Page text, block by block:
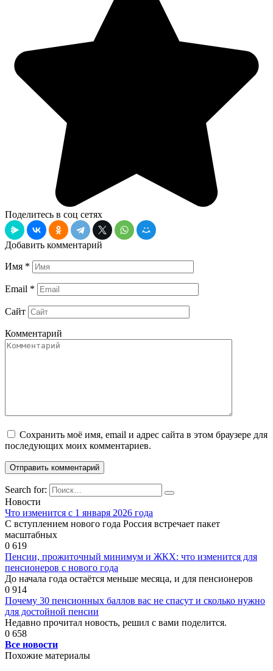
Поделитесь в соц сетях
Добавить комментарий
Имя *
Email *
Сайт
Комментарий
Сохранить моё имя, email и адрес сайта в этом браузере для
последующих моих комментариев.
Search for:
Новости
Что изменится с 1 января 2026 года
С вступлением нового года Россия встречает пакет
масштабных
0 619
Пенсии, прожиточный минимум и ЖКХ: что изменится для
пенсионеров с нового года
До начала года остаётся меньше месяца, и для пенсионеров
0 914
Почему 30 пенсионных баллов вас не спасут и сколько нужно
для достойной пенсии
Недавно прочитал новость, решил с вами поделится.
0 658
Все новости
Похожие материалы